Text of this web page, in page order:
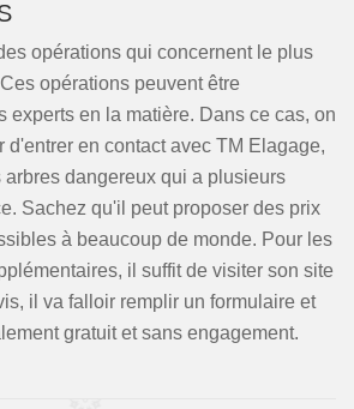
opérations qui concernent le plus
opérations peuvent être
experts en la matière. Dans ce cas, on
d'entrer en contact avec TM Elagage,
dangereux qui a plusieurs
Sachez qu'il peut proposer des prix
à beaucoup de monde. Pour les
il suffit de visiter son site
il va falloir remplir un formulaire et
gratuit et sans engagement.